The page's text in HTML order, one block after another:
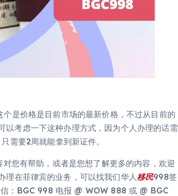
是价格是目前市场的最新价格，不过从目前的
以考虑一下这种办理方式，因为个人办理的话需
需要2周就能拿到新证件。
您有帮助，或者是您想了解更多的内容，欢迎
理在菲律宾的业务，可以找我们华人移民998签
：BGC 998 电报 @ WOW 888 或 @ BGC